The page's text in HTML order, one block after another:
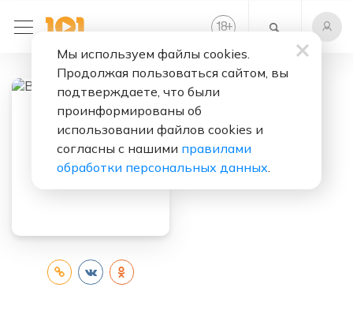
18+
Ваня
Дмитриенко
Мы используем файлы cookies.
Продолжая пользоваться сайтом, вы
подтверждаете, что были
проинформированы об
использовании файлов cookies и
согласны с нашими правилами
обработки персональных данных.